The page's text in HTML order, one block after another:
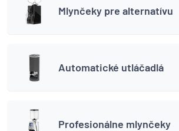
Mlynčeky pre alternatívu
Automatické utláčadlá
Profesionálne mlynčeky